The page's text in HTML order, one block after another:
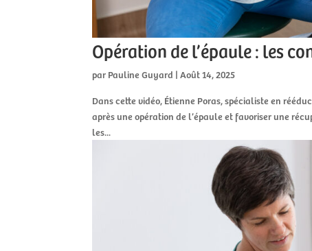
Opération de l’épaule : les
par Pauline Guyard |Août 14, 2025
Dans cette vidéo, Étienne Poras, spécialiste en
après une opération de l’épaule et favoriser une
les...